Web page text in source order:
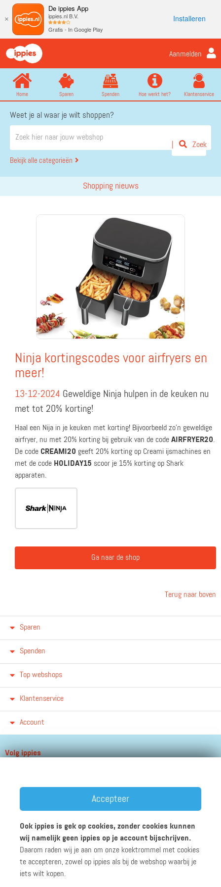
×
De ippies App
ippies.nl B.V.
Gratis - In Google Play
Installeren
Aanmelden
Home Sparen Spenden Hoe werkt het? Klantenservice
Weet je al waar je wilt shoppen?
Bekijk alle categorieën
Zoek
Shopping nieuws
Ninja kortingscodes voor airfryers en
meer!
13-12-2024 Geweldige Ninja hulpen in de keuken nu
met tot 20% korting!
Haal een Nija in je keuken met korting! Bijvoorbeeld zo'n geweldige
airfryer, nu met 20% korting bij gebruik van de code AIRFRYER20.
De code CREAMI20 geeft 20% korting op Creami ijsmachines en
met de code HOLIDAY15 scoor je 15% korting op Shark
apparaten.
Ga naar de shop
Terug naar boven
Sparen
Spenden
Top webshops
Klantenservice
Account
Volg ippies
Werken bij ippies Zakelijk
Algemene voorwaarden
Privacyverklaring
Accepteer
Ook ippies is gek op cookies, zonder cookies kunnen
wij namelijk geen ippies op je account bijschrijven.
Daarom raden wij je aan om onze koektrommel met cookies
te accepteren, zowel op ippies als bij de webshop waarbij je
iets wilt kopen.